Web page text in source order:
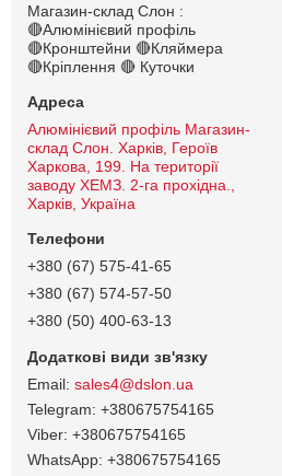
Магазин-склад Слон :
🔴Алюмінієвий профіль
🔴Кронштейни 🔴Кляймера
🔴Кріплення 🔴 Куточки
Алюмінієвий профіль Магазин-
склад Слон. Харків, Героїв
Харкова, 199. На території
заводу ХЕМЗ. 2-га прохідна.,
Харків, Україна
+380 (67) 575-41-65
+380 (67) 574-57-50
+380 (50) 400-63-13
sales4@dslon.ua
+380675754165
+380675754165
+380675754165